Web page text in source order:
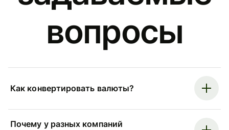
вопросы
Как конвертировать валюты?
Почему у разных компаний